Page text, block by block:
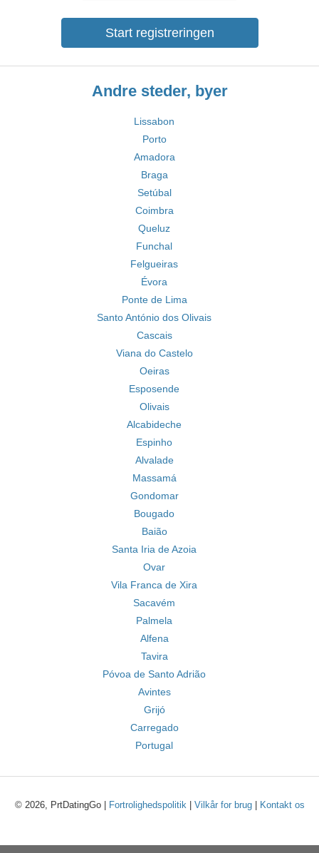
Start registreringen
Andre steder, byer
Lissabon
Porto
Amadora
Braga
Setúbal
Coimbra
Queluz
Funchal
Felgueiras
Évora
Ponte de Lima
Santo António dos Olivais
Cascais
Viana do Castelo
Oeiras
Esposende
Olivais
Alcabideche
Espinho
Alvalade
Massamá
Gondomar
Bougado
Baião
Santa Iria de Azoia
Ovar
Vila Franca de Xira
Sacavém
Palmela
Alfena
Tavira
Póvoa de Santo Adrião
Avintes
Grijó
Carregado
Portugal
© 2026, PrtDatingGo | Fortrolighedspolitik| Vilkår for brug| Kontakt os